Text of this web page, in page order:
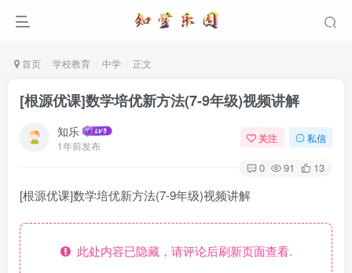
首页 学校教育 中学 正文
[根源优课]数学培优新方法(7-9年级)视频讲解
知乐
1年前发布
关注 私信
0 91 13
[根源优课]数学培优新方法(7-9年级)视频讲解
此处内容已隐藏，请评论后刷新页面查看.